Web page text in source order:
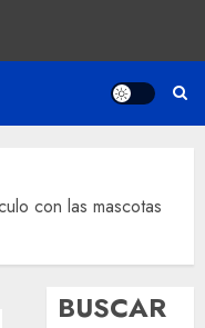
con las mascotas
BUSCAR